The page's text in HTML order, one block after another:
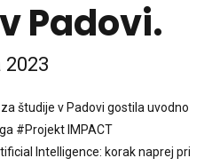
2023
študije v Padovi gostila uvodno
Intelligence: korak naprej pri
aritmogenih kardiomiopatij), ki